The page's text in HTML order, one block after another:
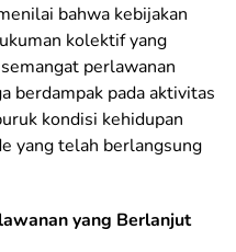
bahwa kebijakan
kolektif yang
perlawanan
berdampak pada aktivitas
kondisi kehidupan
yang telah berlangsung
yang Berlanjut